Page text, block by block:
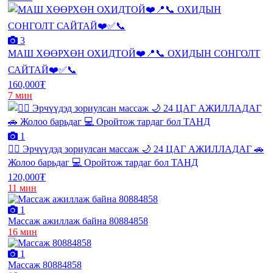
3
МАШ ХӨӨРХӨН ОХИДТОЙ❤️📍📞 ОХИДЫН СОНГОЛТ
САЙТАЙ❤️✅📞
160,000₮
7 мин
1
💆‍♂️ Эрчүүдэд зориулсан массаж 🌙 24 ЦАГ АЖИЛЛАДАГ 🚗
Жолоо барьдаг 💻 Оройтож тардаг бол ТАНД
120,000₮
11 мин
1
Массаж ажиллаж байна 80884858
16 мин
1
Массаж 80884858